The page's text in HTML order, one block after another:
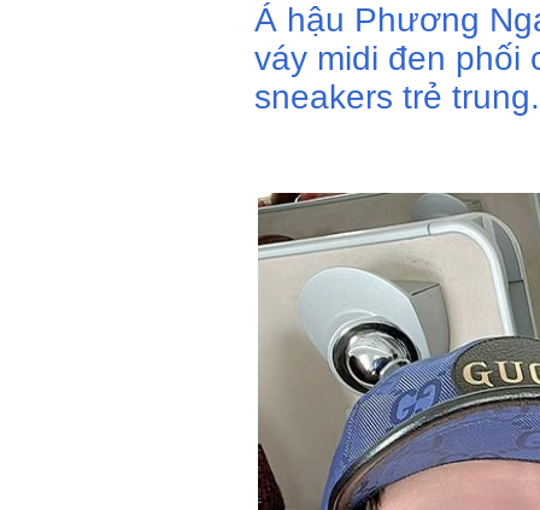
Á hậu Phương
váy midi đen phối
sneakers trẻ trung.